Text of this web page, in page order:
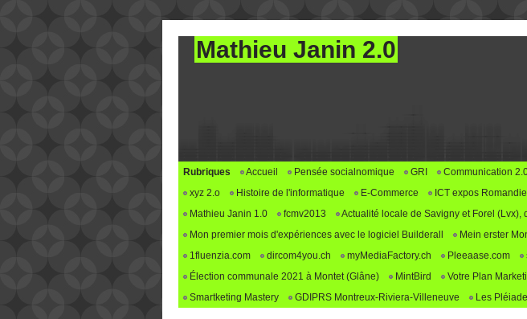
Mathieu Janin 2.0
Rubriques Accueil Pensée socialnomique GRI Communication
xyz 2.o
Histoire de l'informatique E-Commerce ICT expos Romandie
Mathieu Janin 1.0
fcmv2013
Actualité locale de Savigny et Forel
Mon premier mois d'expériences avec le logiciel Builderall
Mein erster
1fluenzia.com
dircom4you.ch myMediaFactory.ch Pleeaase.com
Élection communale 2021 à Montet (Glâne)
MintBird Votre Plan
Smartketing Mastery
GDIPRS Montreux-Riviera-Villeneuve Les